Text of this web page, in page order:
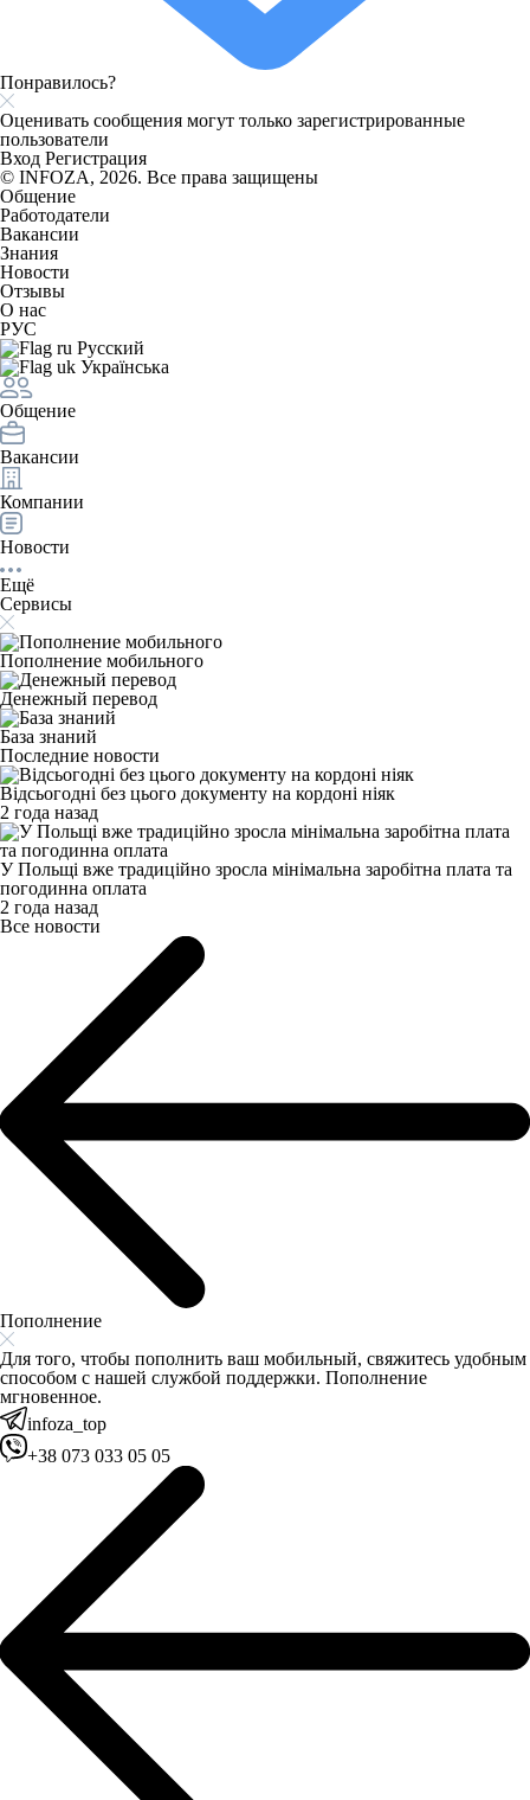
Понравилось?
Оценивать сообщения могут только зарегистрированные
пользователи
Вход Регистрация
© INFOZA, 2026. Все права защищены
Общение
Работодатели
Вакансии
Знания
Новости
Отзывы
О нас
РУС
Русский
Українська
Общение
Вакансии
Компании
Новости
Ещё
Сервисы
Пополнение мобильного
Денежный перевод
База знаний
Последние новости
Відсьогодні без цього документу на кордоні ніяк
2 года назад
У Польщі вже традиційно зросла мінімальна заробітна плата та
погодинна оплата
2 года назад
Все новости
Пополнение
Для того, чтобы пополнить ваш мобильный, свяжитесь удобным
способом с нашей службой поддержки. Пополнение
мгновенное.
infoza_top
+38 073 033 05 05